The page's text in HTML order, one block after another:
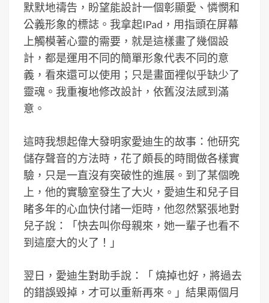
默默地禱告，盼望能設計一個彰顯愛、憐憫和
公義形象的標誌。我拿起IPad，用指頭在屏幕
上觸模著心靈的需要，就是這樣畫了幾個設
計，都是運用不同的簡單形象代表不同的意
義，看來還可以使用；只是畫面裡似乎缺少了
靈魂。我重複地修改設計，依舊沒法感到滿
意。
這時我想起偉大發明家愛迪生的故事：他研究
儲存聲音的方法時，花了頗長的時間做各樣實
驗，只是一直沒有突破性的進展。到了某個晚
上，他的實驗室發生了大火，愛迪生和兒子目
睹多年的心血快付諸一炬時，他忽然緊張地對
兒子說：「快去叫你母親來，她一輩子也看不
到這麼大的火了！」
翌日，愛迪生對助手說：「 燒掉也好，將過去
的錯誤毀掉，才可以重新再來。」結果兩個月